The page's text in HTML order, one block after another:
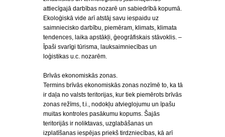
attiecīgajā darbības nozarē un sabiedrībā kopumā.
Ekoloģiskā vide arī atstāj savu iespaidu uz
saimniecisko darbību, piemēram, klimats, klimata
tendences, laika apstākļi, ģeogrāfiskais stāvoklis. –
Īpaši svarīgi tūrisma, lauksaimniecības un
loģistikas u.c. nozarēm.
Brīvās ekonomiskās zonas.
Termins brīvās ekonomiskās zonas nozīmē to, ka tā
ir daļa no valsts teritorijas, kur tiek piemērots brīvās
zonas režīms, t.i., nodokļu atvieglojumu un īpašu
muitas kontroles pasākumu kopums. Šajās
teritorijās ir noliktavas, uzglabāšanas un
izplatīšanas iespējas priekš tirdzniecības, kā arī